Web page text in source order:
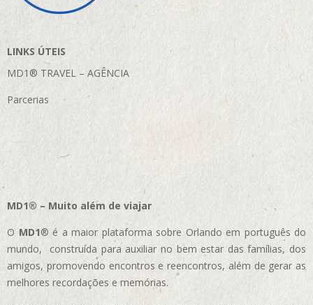
LINKS ÚTEIS
MD1® TRAVEL – AGÊNCIA
Parcerias
MD1® – Muito além de viajar
O MD1® é a maior plataforma sobre Orlando em português do
mundo, construída para auxiliar no bem estar das famílias, dos
amigos, promovendo encontros e reencontros, além de gerar as
melhores recordações e memórias.